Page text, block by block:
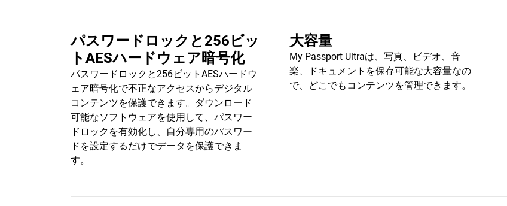
パスワードロックと256ビッ
トAESハードウェア暗号化
パスワードロックと256ビットAESハードウ
ェア暗号化で不正なアクセスからデジタル
コンテンツを保護できます。ダウンロード
可能なソフトウェアを使用して、パスワー
ドロックを有効化し、自分専用のパスワー
ドを設定するだけでデータを保護できま
す。
大容量
My Passport Ultraは、写真、ビデオ、音
楽、ドキュメントを保存可能な大容量なの
で、どこでもコンテンツを管理できます。